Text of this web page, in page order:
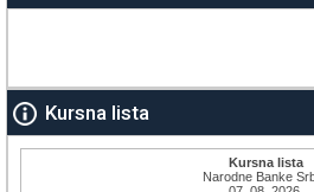
Kursna lista